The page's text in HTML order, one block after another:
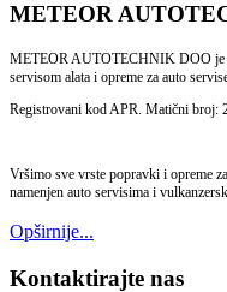
METEOR
METEOR AUTOTECHNIK DOO je
servisom alata i opreme za auto
Registrovani kod APR. Matični broj:
Vršimo sve vrste popravki i opreme
namenjen auto servisima i
Opširnije...
Kontaktirajte nas